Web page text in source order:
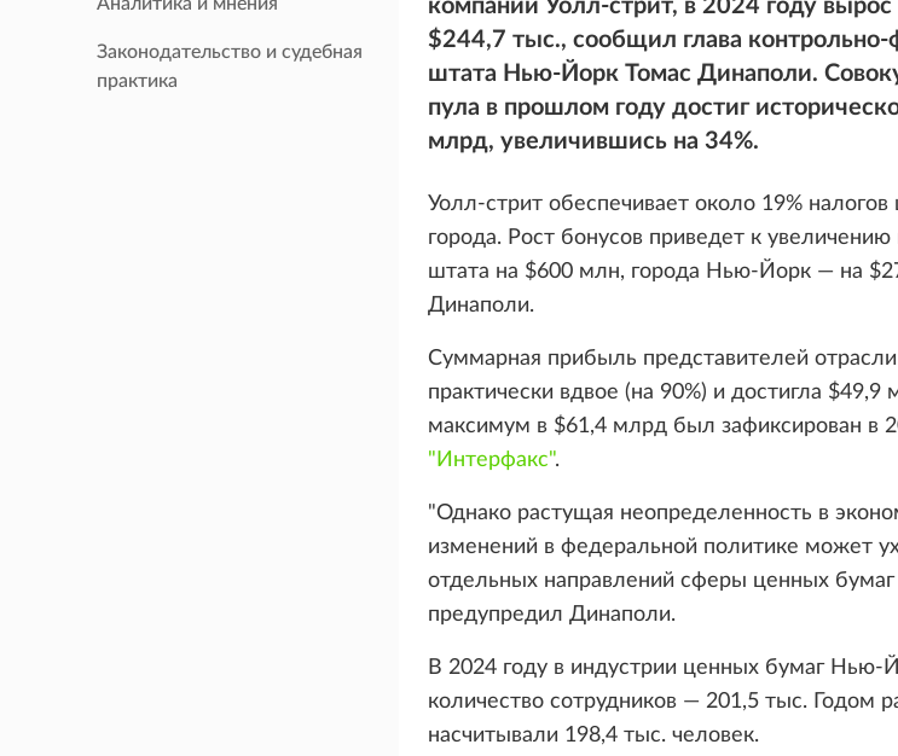
Законодательство и судебная
практика
компаний Уолл-стрит, в 2024 году вырос
$244,7 тыс., сообщил глава контрольно-
штата Нью-Йорк Томас Динаполи.
пула в прошлом году достиг
млрд, увеличившись на 34%.
Уолл-стрит обеспечивает около 19%
города. Рост бонусов приведет к
штата на $600 млн, города Нью-Йорк — на
Динаполи.
Суммарная прибыль представителей
практически вдвое (на 90%) и достигла
максимум в $61,4 млрд был зафиксирован в
"Интерфакс".
"Однако растущая неопределенность в
изменений в федеральной политике может
отдельных направлений сферы ценных бумаг
предупредил Динаполи.
В 2024 году в индустрии ценных бумаг Нью-
количество сотрудников — 201,5 тыс. Годом
насчитывали 198,4 тыс. человек.